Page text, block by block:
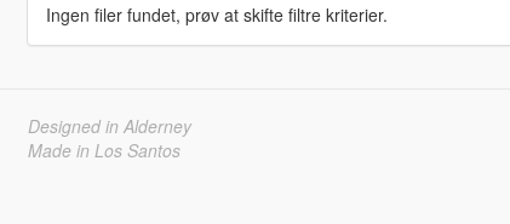
Ingen filer fundet, prøv at skifte filtre kriterier.
Designed in Alderney
Made in Los Santos